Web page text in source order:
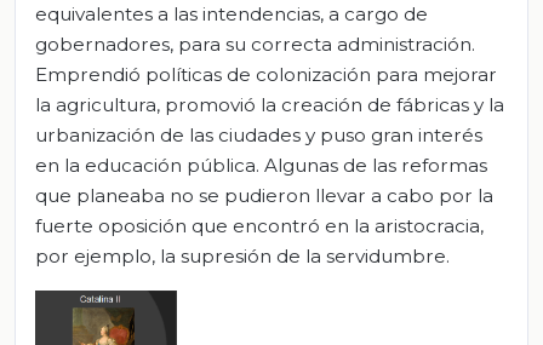
equivalentes a las intendencias, a cargo de
gobernadores, para su correcta administración.
Emprendió políticas de colonización para mejorar
la agricultura, promovió la creación de fábricas y la
urbanización de las ciudades y puso gran interés
en la educación pública. Algunas de las reformas
que planeaba no se pudieron llevar a cabo por la
fuerte oposición que encontró en la aristocracia,
por ejemplo, la supresión de la servidumbre.